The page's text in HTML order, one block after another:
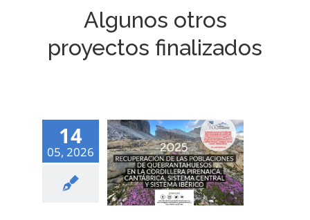
Algunos otros
proyectos finalizados
14
05, 2026